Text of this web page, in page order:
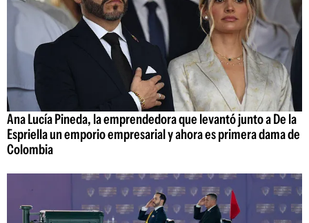
Ana Lucía Pineda, la emprendedora que levantó junto a De la
Espriella un emporio empresarial y ahora es primera dama de
Colombia